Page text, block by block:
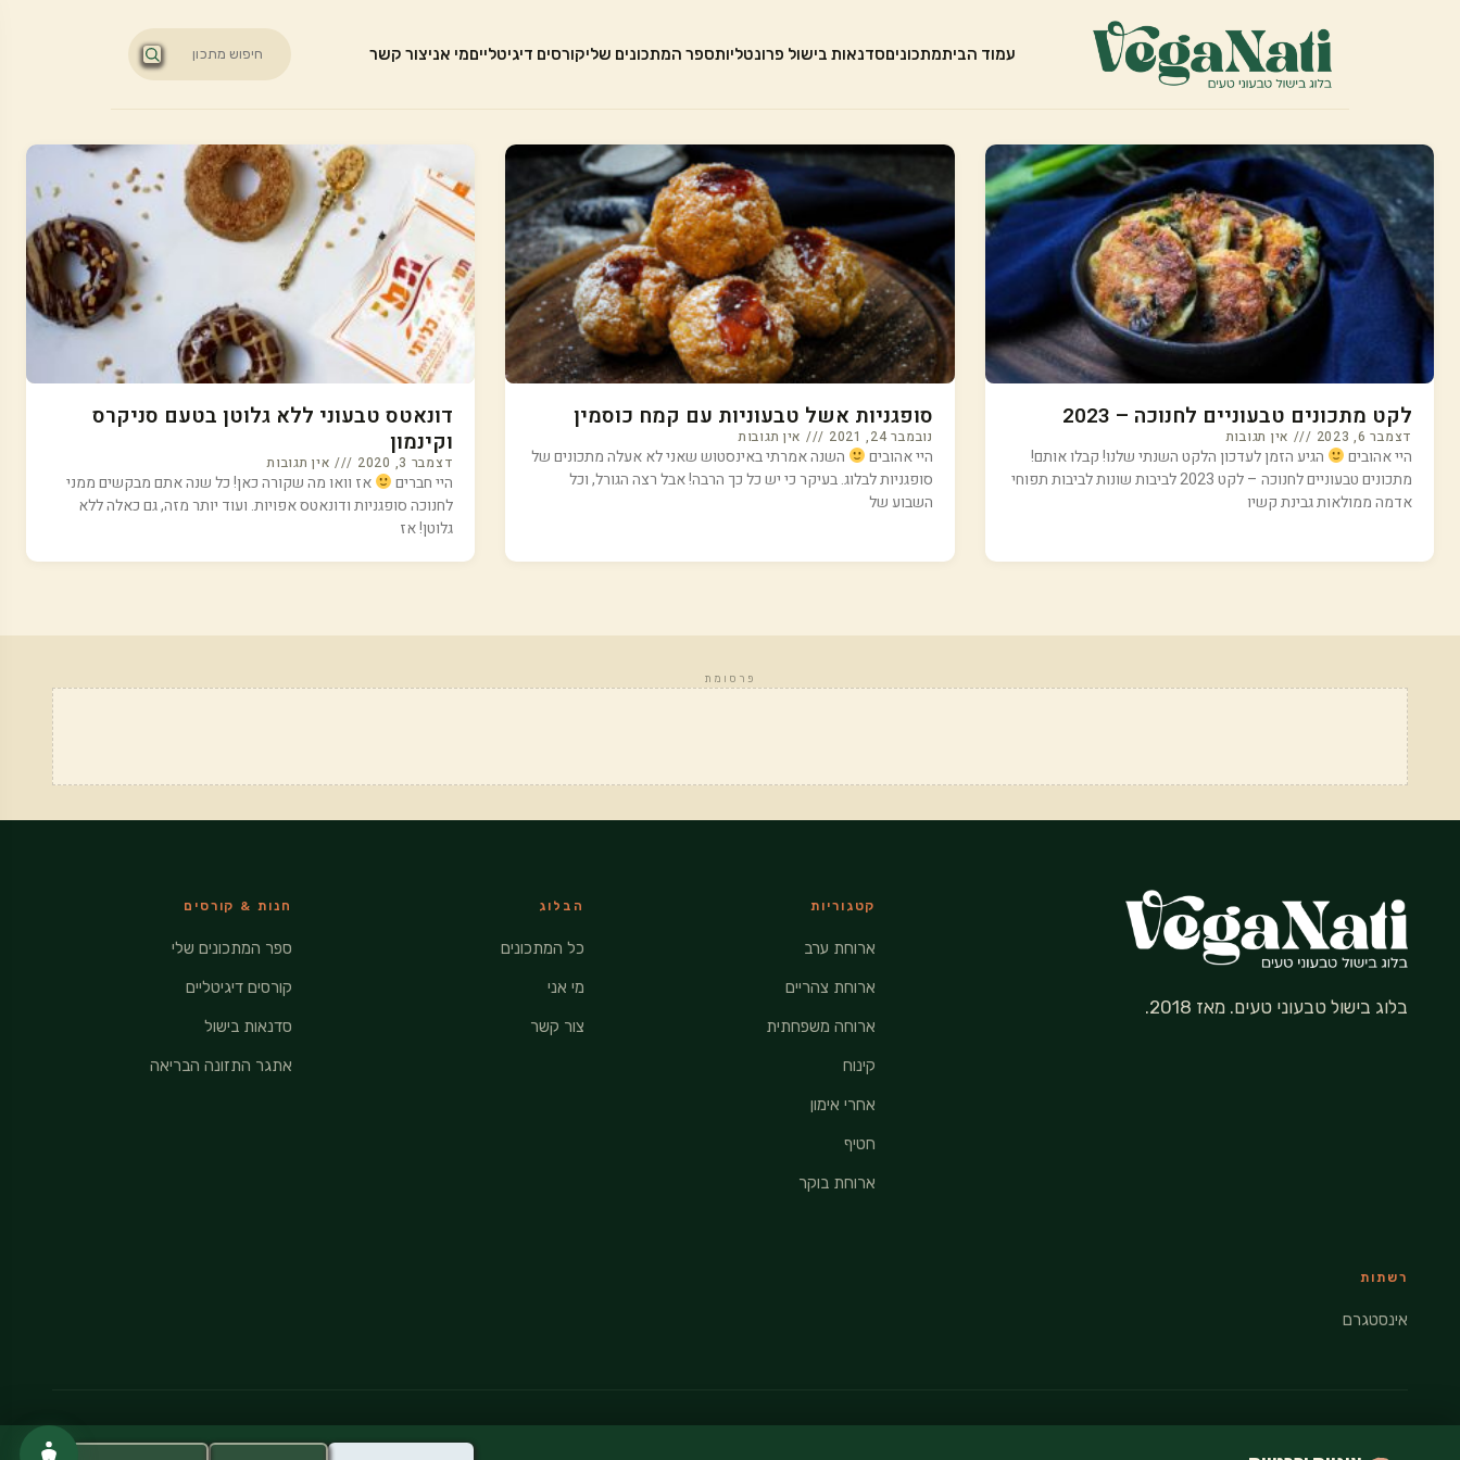
עמוד הביתמתכוניםסדנאות בישול פרונטליותספר המתכונים שליקורסים דיגיטלייםמי אניצור קשר
לקט מתכונים טבעוניים לחנוכה – 2023
דצמבר 6, 2023 אין תגובות
היי אהובים
הגיע הזמן לעדכון הלקט השנתי שלנו! קבלו אותם!
מתכונים טבעוניים לחנוכה – לקט 2023 לביבות שונות לביבות תפוחי
אדמה ממולאות גבינת קשיו
סופגניות אשל טבעוניות עם קמח כוסמין
נובמבר 24, 2021 אין תגובות
היי אהובים
השנה אמרתי באינסטוש שאני לא אעלה מתכונים של
סופגניות לבלוג. בעיקר כי יש כל כך הרבה! אבל רצה הגורל, וכל
השבוע של
דונאטס טבעוני ללא גלוטן בטעם סניקרס
וקינמון
דצמבר 3, 2020 אין תגובות
היי חברים
אז וואו מה שקורה כאן! כל שנה אתם מבקשים ממני
לחנוכה סופגניות ודונאטס אפויות. ועוד יותר מזה, גם כאלה ללא
גלוטן! אז
פרסומת
בלוג בישול טבעוני טעים. מאז 2018.
קטגוריות
ארוחת ערב
ארוחת צהריים
ארוחה משפחתית
קינוח
אחרי אימון
חטיף
ארוחת בוקר
הבלוג
כל המתכונים
מי אני
צור קשר
חנות & קורסים
ספר המתכונים שלי
קורסים דיגיטליים
סדנאות בישול
אתגר התזונה הבריאה
רשתות
אינסטגרם
מדיניות פרטיות